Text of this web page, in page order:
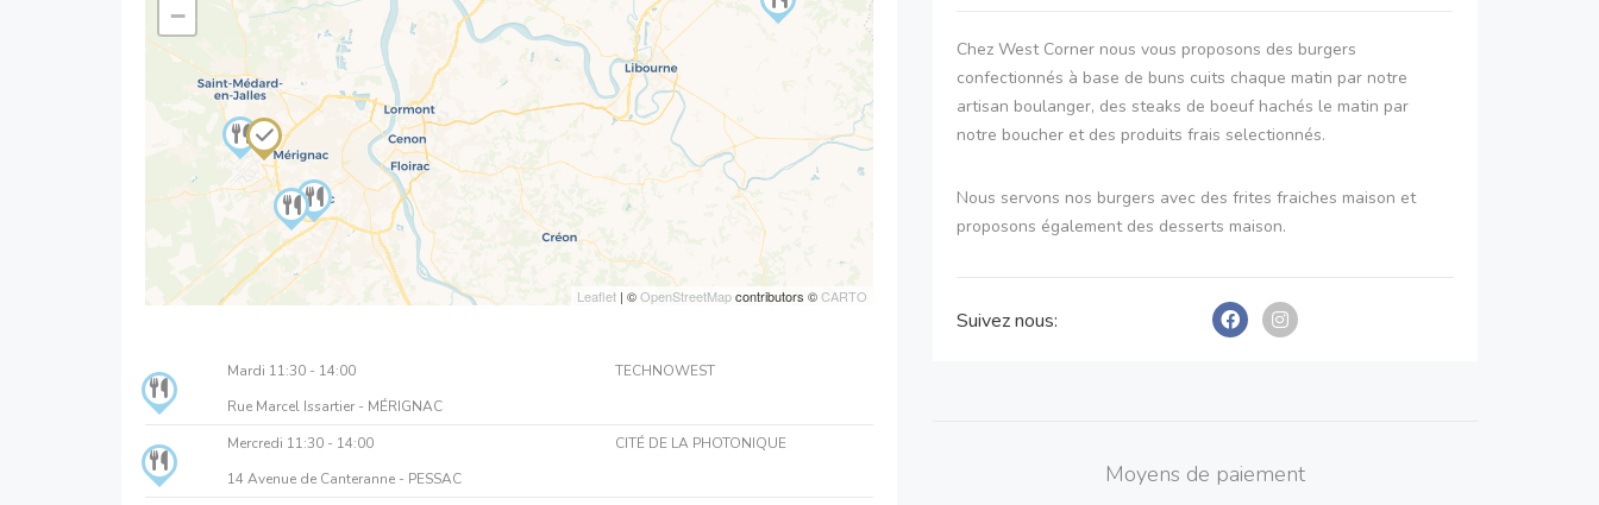
−
Leaflet | ©OpenStreetMapcontributors ©CARTO
Mardi 11:30 - 14:00
TECHNOWEST
Rue Marcel Issartier - MÉRIGNAC
Mercredi 11:30 - 14:00
CITÉ DE LA PHOTONIQUE
14 Avenue de Canteranne - PESSAC
Chez West Corner nous vous proposons des burgers
confectionnés à base de buns cuits chaque matin par notre
artisan boulanger, des steaks de boeuf hachés le matin par
notre boucher et des produits frais selectionnés.
Nous servons nos burgers avec des frites fraiches maison et
proposons également des desserts maison.
Suivez nous:
Moyens de paiement